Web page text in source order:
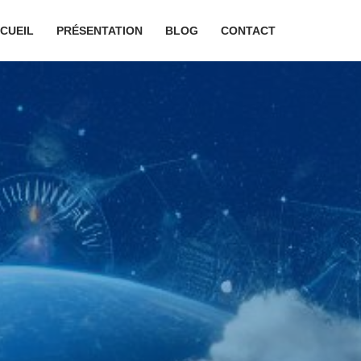
PRÉSENTATION BLOG CONTACT